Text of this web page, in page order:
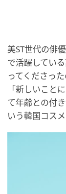
美ST世代の俳
で活躍してい
ってくださっ
「新しいこと
て年齢との付
いう韓国コス